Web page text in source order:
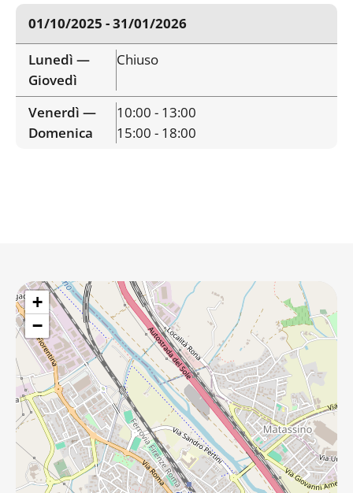
01/10/2025 - 31/01/2026
Lunedì —
Giovedì
Chiuso
Venerdì —
Domenica
10:00 - 13:00
15:00 - 18:00
+
−